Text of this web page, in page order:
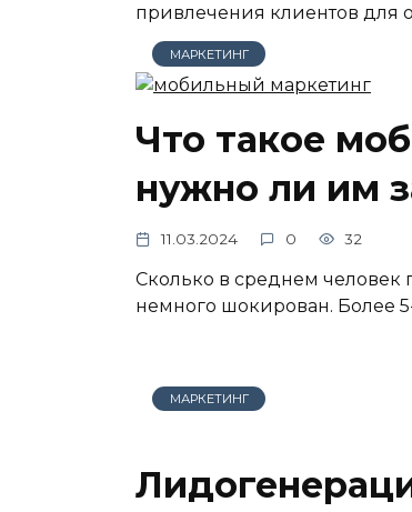
привлечения клиентов для
МАРКЕТИНГ
Что такое
нужно ли им
11.03.2024 0 32
Сколько в среднем человек
немного шокирован. Более
МАРКЕТИНГ